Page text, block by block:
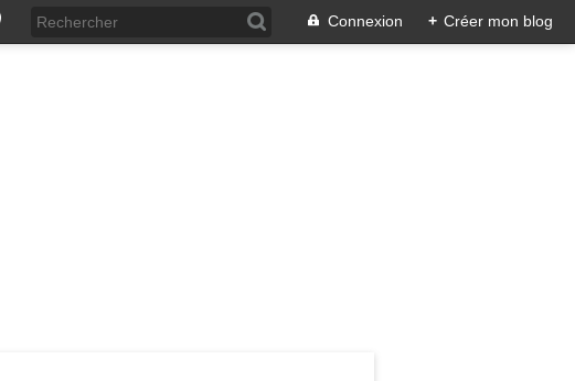
Connexion + Créer mon blog